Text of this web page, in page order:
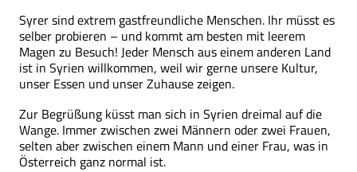
Syrer sind extrem gastfreundliche Menschen. Ihr müsst es
selber probieren – und kommt am besten mit leerem
Magen zu Besuch! Jeder Mensch aus einem anderen Land
ist in Syrien willkommen, weil wir gerne unsere Kultur,
unser Essen und unser Zuhause zeigen.
Zur Begrüßung küsst man sich in Syrien dreimal auf die
Wange. Immer zwischen zwei Männern oder zwei Frauen,
selten aber zwischen einem Mann und einer Frau, was in
Österreich ganz normal ist.